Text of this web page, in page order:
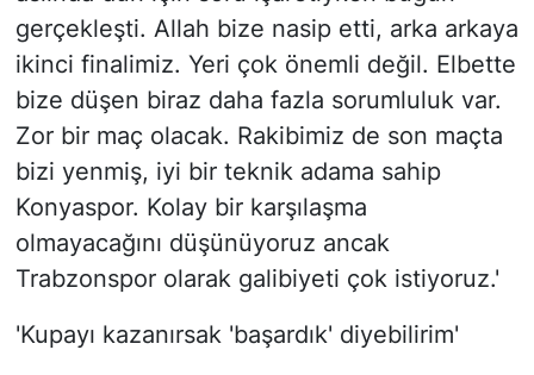
gerçekleşti. Allah bize nasip etti, arka arkaya
ikinci finalimiz. Yeri çok önemli değil. Elbette
bize düşen biraz daha fazla sorumluluk var.
Zor bir maç olacak. Rakibimiz de son maçta
bizi yenmiş, iyi bir teknik adama sahip
Konyaspor. Kolay bir karşılaşma
olmayacağını düşünüyoruz ancak
Trabzonspor olarak galibiyeti çok istiyoruz.'
'Kupayı kazanırsak 'başardık' diyebilirim'